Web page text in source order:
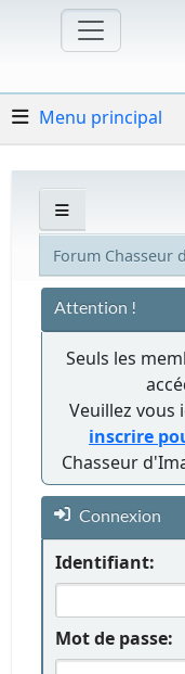
Menu principal
Forum Chasseur
Attention !
Seuls les
Veuillez vous
inscrire
Chasseur
Connexion
Identifiant:
Mot de passe: